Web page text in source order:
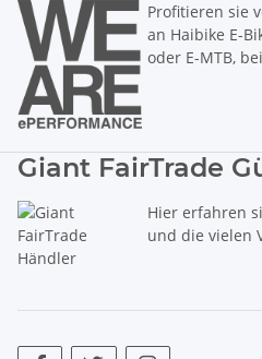
Profitieren sie
an Haibike E-
oder E-MTB,
Giant FairTrade
Hier erfahren
und die vielen